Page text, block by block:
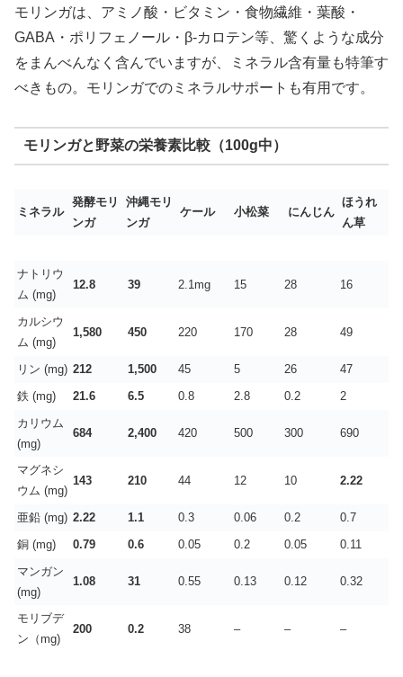
モリンガは、アミノ酸・ビタミン・食物繊維・葉酸・
GABA・ポリフェノール・β-カロテン等、驚くような成分
をまんべんなく含んでいますが、ミネラル含有量も特筆す
べきもの。モリンガでのミネラルサポートも有用です。
モリンガと野菜の栄養素比較（100g中）
ミネラル
発酵モリ
ンガ
沖縄モリ
ンガ
ケール 小松菜 にんじん
ほうれ
ん草
ナトリウ
ム (mg)
12.8 39 2.1mg 15 28 16
カルシウ
ム (mg)
1,580 450 220 170 28 49
リン (mg) 212 1,500 45 5 26
47
鉄 (mg)
21.6 6.5 0.8 2.8 0.2
2
カリウム
(mg)
684 2,400 420 500 300 690
マグネシ
ウム (mg)
143 210 44 12 10 2.22
亜鉛 (mg) 2.22 1.1 0.3 0.06 0.2
0.7
銅 (mg)
0.79 0.6 0.05 0.2 0.05
0.11
マンガン
(mg)
1.08 31 0.55 0.13 0.12 0.32
モリブデ
ン（mg)
200 0.2 38 – – –